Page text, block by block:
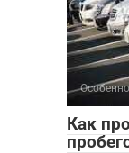
Как